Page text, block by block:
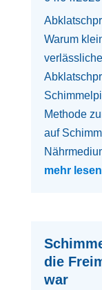
Warum
Methode
auf
mehr lesen
die
war